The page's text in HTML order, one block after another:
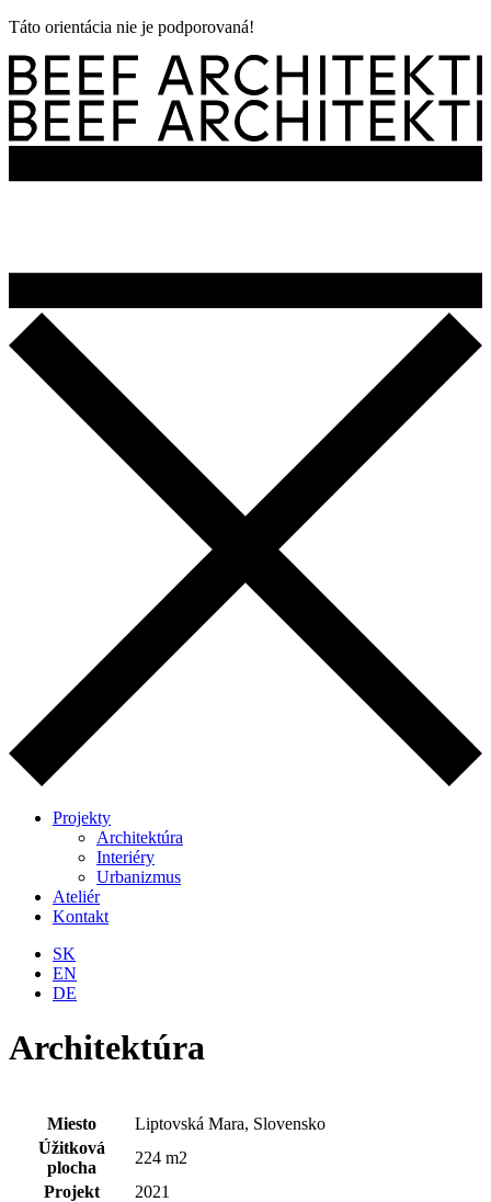
Táto orientácia nie je podporovaná!
Projekty
Architektúra
Interiéry
Urbanizmus
Ateliér
Kontakt
SK
EN
DE
Architektúra
Miesto
Liptovská Mara, Slovensko
Úžitková
plocha
224 m2
Projekt
2021